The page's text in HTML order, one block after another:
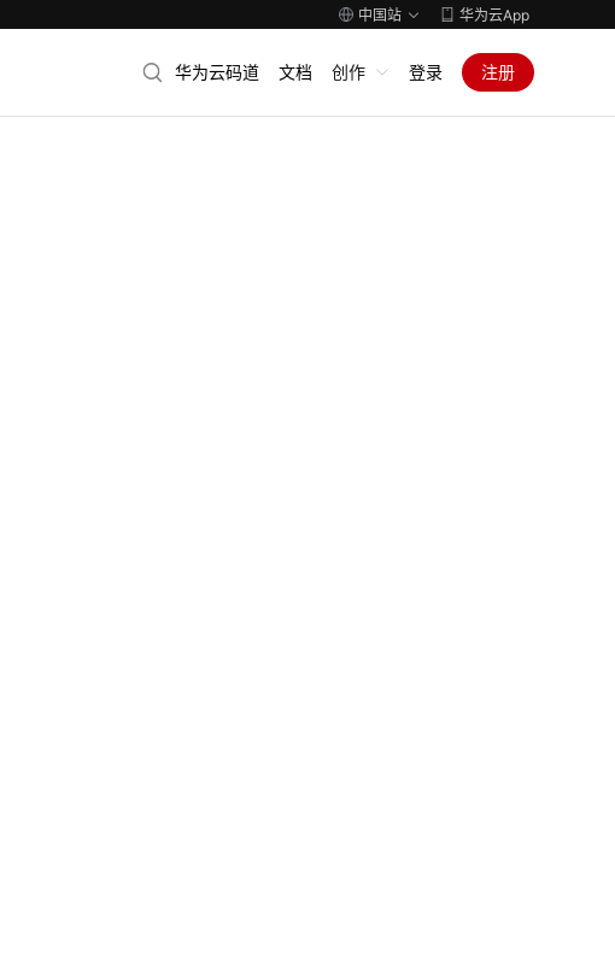
中国站 华为云App
华为云码道 文档 创作 登录 注册